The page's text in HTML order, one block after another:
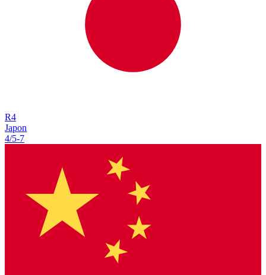
R4
Japon
4/5-7